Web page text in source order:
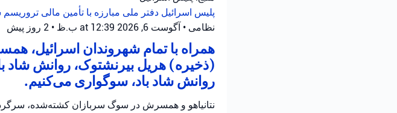
پلیس اسرائیل دفتر ملی مبارزه با تأمین مالی تروریسم
نظامی • آگوست 6, 2026 at 12:39 ب.ظ • 2 روز پیش
همراه با تمام شهروندان اسرائیل،
(ذخیره) هریل بیرنشتوک، روانش شاد
روانش شاد باد، سوگواری می‌کنیم.
نتانیاهو و همسرش در سوگ سربازان کشته‌شده، سرگرد